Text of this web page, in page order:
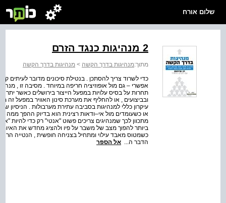
שלום אורח
2 מנהיגות כנגד הזרם
מתוך:מנהיגות בדרך הקשה > מנהיגות בדרך הקשה
כדי לשרוד צריך להסתכן . בנטילת סיכונים מדובר לעיתים
אפשרי – גם מול אופוזיציה חריפה במיוחד . מסיבה זו ,
תחרות על בסיס עלויות במפעל הייצור בירושלים כאשר יתר
ובביצועים , או להחליף את מערכת סינון האוויר במפעל זה
עיקרון כללי למנהיגות בסביבה עתירת מערבולות .
או כשעומדים מול אי–ודאות רצינית הוא בדיוק ההפך ממה
מתכוון לכך שמנהיגים צריכים פשוט "אנטי" רק כדי להיות
ביותר להפוך מצב של משבר על פיו ולהציג מחדש את האיום
כשמטוס מאבד עילוי ומתחיל בצניחה חופשית , הנטייה
הדבר ה... אל הספר